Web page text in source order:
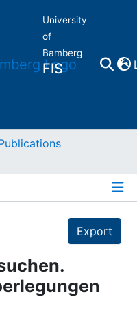
University
of
Bamberg
FIS
Export